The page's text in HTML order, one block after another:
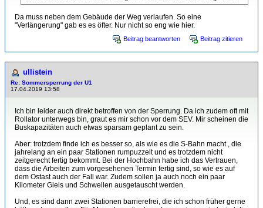
Da muss neben dem Gebäude der Weg verlaufen. So eine
"Verlängerung" gab es es öfter. Nur nicht so eng wie hier.
Beitrag beantworten Beitrag zitieren
ullistein
Re: Sommersperrung der U1
17.04.2019 13:58
Ich bin leider auch direkt betroffen von der Sperrung. Da ich zudem oft mit
Rollator unterwegs bin, graut es mir schon vor dem SEV. Mir scheinen die
Buskapazitäten auch etwas sparsam geplant zu sein.
Aber: trotzdem finde ich es besser so, als wie es die S-Bahn macht , die
jahrelang an ein paar Stationen rumpuzzelt und es trotzdem nicht
zeitgerecht fertig bekommt. Bei der Hochbahn habe ich das Vertrauen,
dass die Arbeiten zum vorgesehenen Termin fertig sind, so wie es auf
dem Ostast auch der Fall war. Zudem sollen ja auch noch ein paar
Kilometer Gleis und Schwellen ausgetauscht werden.
Und, es sind dann zwei Stationen barrierefrei, die ich schon früher gerne